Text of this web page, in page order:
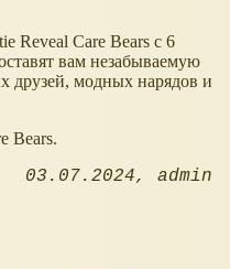
Reveal Care Bears с 6
вам незабываемую
друзей, модных нарядов и
Bears.
03.07.2024 admin